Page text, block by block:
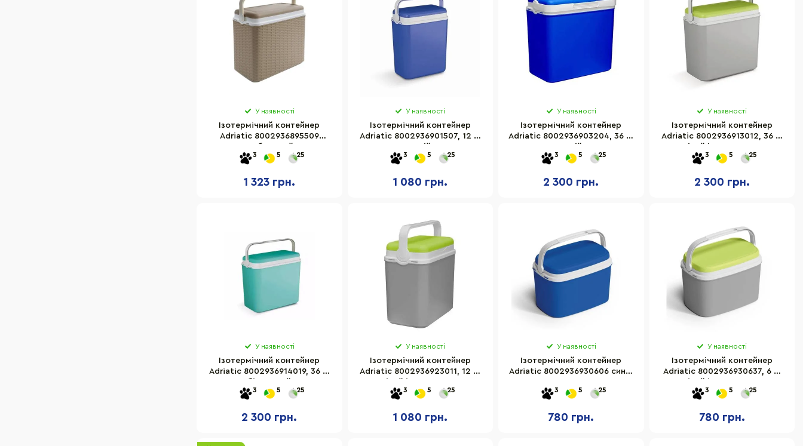
У наявності
Ізотермічний контейнер
Adriatic 8002936895509
3 5 25
1 323 грн.
У наявності
Ізотермічний контейнер
Adriatic 8002936901507, 12 л,
3 5 25
1 080 грн.
У наявності
Ізотермічний контейнер
Adriatic 8002936903204, 36 л,
3 5 25
2 300 грн.
У наявності
Ізотермічний контейнер
Adriatic 8002936913012, 36 л,
3 5 25
2 300 грн.
У наявності
Ізотермічний контейнер
Adriatic 8002936914019, 36 л,
3 5 25
2 300 грн.
У наявності
Ізотермічний контейнер
Adriatic 8002936923011, 12 л,
3 5 25
1 080 грн.
У наявності
Ізотермічний контейнер
Adriatic 8002936930606 синій
3 5 25
780 грн.
У наявності
Ізотермічний контейнер
Adriatic 8002936930637, 6 л,
3 5 25
780 грн.